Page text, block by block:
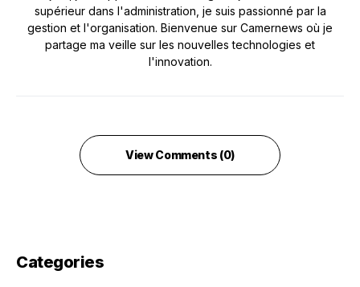
supérieur dans l'administration, je suis passionné par la
gestion et l'organisation. Bienvenue sur Camernews où je
partage ma veille sur les nouvelles technologies et
l'innovation.
View Comments (0)
Categories